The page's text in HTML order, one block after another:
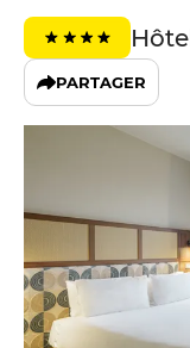
PARTAGER